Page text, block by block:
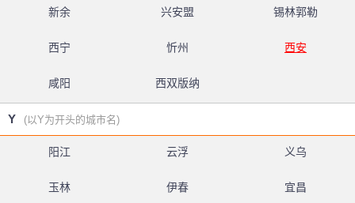
新余 兴安盟 锡林郭勒
西宁 忻州 西安
咸阳 西双版纳
Y (以Y为开头的城市名)
阳江 云浮 义乌
玉林 伊春 宜昌